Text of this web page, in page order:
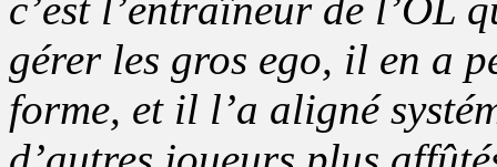
gérer les gros ego, il en a
forme, et il l’a aligné